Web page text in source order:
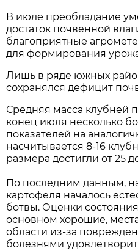
В июле преобладание
достаток почвенной
благоприятные
для формирования
Лишь в ряде южных
сохранялся дефицит
Средняя масса клубней
конец июля несколько
показателей на
насчитывается 8-16
размера достигли от 25
По последним данным,
картофеля началось
ботвы. Оценки
основном хорошие,
области из-за
болезнями